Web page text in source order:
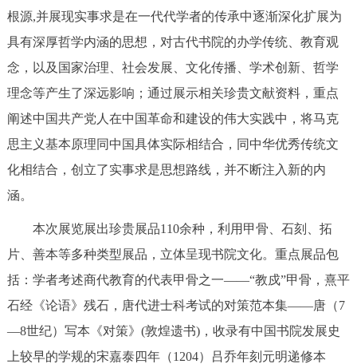
根源,并展现实事求是在一代代学者的传承中逐渐深化扩展为
具有深厚哲学内涵的思想，对古代书院的办学传统、教育观
念，以及国家治理、社会发展、文化传播、学术创新、哲学
理念等产生了深远影响；通过展示相关珍贵文献资料，重点
阐述中国共产党人在中国革命和建设的伟大实践中，将马克
思主义基本原理同中国具体实际相结合，同中华优秀传统文
化相结合，创立了实事求是思想路线，并不断注入新的内
涵。
本次展览展出珍贵展品110余种，利用甲骨、石刻、拓
片、善本等多种类型展品，立体呈现书院文化。重点展品包
括：学者考述商代教育的代表甲骨之一——“教戍”甲骨，熹平
石经《论语》残石，唐代进士科考试的对策范本集——唐（7
—8世纪）写本《对策》(敦煌遗书)，收录有中国书院发展史
上较早的学规的宋嘉泰四年（1204）吕乔年刻元明递修本